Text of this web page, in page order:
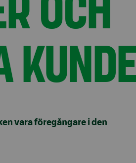
vara föregångare i den